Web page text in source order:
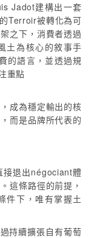
Jadot建構出一套
Terroir被轉化為可
之下，消費者透過
土為核心的敘事手
的語言，並透過規
重點
成為穩定輸出的核
而是品牌所代表的
接退出négociant體
這條路徑的前提，
件下，唯有掌握土
持續擴張自有葡萄